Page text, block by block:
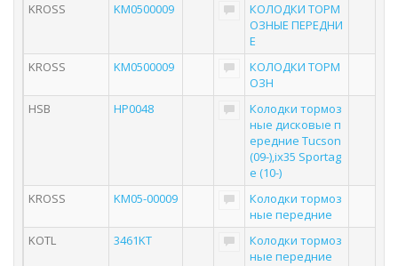
KROSS
KM0500009
КОЛОДКИ ТОРМ
ОЗНЫЕ ПЕРЕДНИ
Е
KROSS
KM0500009
КОЛОДКИ ТОРМ
ОЗН
HSB
HP0048
Колодки тормоз
ные дисковые п
ередние Tucson
(09-),ix35 Sportag
e (10-)
KROSS
KM05-00009
Колодки тормоз
ные передние
KOTL
3461KT
Колодки тормоз
ные передние